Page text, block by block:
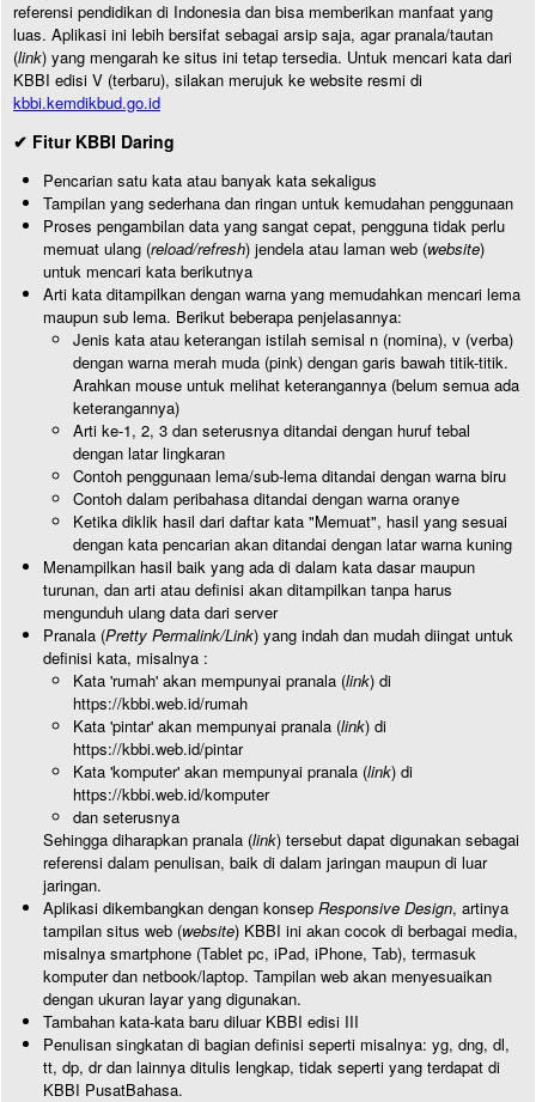
referensi pendidikan di Indonesia dan bisa memberikan manfaat yang
luas. Aplikasi ini lebih bersifat sebagai arsip saja, agar pranala/tautan
(link) yang mengarah ke situs ini tetap tersedia. Untuk mencari kata dari
KBBI edisi V (terbaru), silakan merujuk ke website resmi di
kbbi.kemdikbud.go.id
✔ Fitur KBBI Daring
Pencarian satu kata atau banyak kata sekaligus
Tampilan yang sederhana dan ringan untuk kemudahan penggunaan
Proses pengambilan data yang sangat cepat, pengguna tidak perlu
memuat ulang (reload/refresh) jendela atau laman web (website)
untuk mencari kata berikutnya
Arti kata ditampilkan dengan warna yang memudahkan mencari lema
maupun sub lema. Berikut beberapa penjelasannya:
Jenis kata atau keterangan istilah semisal n (nomina), v (verba)
dengan warna merah muda (pink) dengan garis bawah titik-titik.
Arahkan mouse untuk melihat keterangannya (belum semua ada
keterangannya)
Arti ke-1, 2, 3 dan seterusnya ditandai dengan huruf tebal
dengan latar lingkaran
Contoh penggunaan lema/sub-lema ditandai dengan warna biru
Contoh dalam peribahasa ditandai dengan warna oranye
Ketika diklik hasil dari daftar kata "Memuat", hasil yang sesuai
dengan kata pencarian akan ditandai dengan latar warna kuning
Menampilkan hasil baik yang ada di dalam kata dasar maupun
turunan, dan arti atau definisi akan ditampilkan tanpa harus
mengunduh ulang data dari server
Pranala (Pretty Permalink/Link) yang indah dan mudah diingat untuk
definisi kata, misalnya :
Kata 'rumah' akan mempunyai pranala (link) di
https://kbbi.web.id/rumah
Kata 'pintar' akan mempunyai pranala (link) di
https://kbbi.web.id/pintar
Kata 'komputer' akan mempunyai pranala (link) di
https://kbbi.web.id/komputer
dan seterusnya
Sehingga diharapkan pranala (link) tersebut dapat digunakan sebagai
referensi dalam penulisan, baik di dalam jaringan maupun di luar
jaringan.
Aplikasi dikembangkan dengan konsep Responsive Design, artinya
tampilan situs web (website) KBBI ini akan cocok di berbagai media,
misalnya smartphone (Tablet pc, iPad, iPhone, Tab), termasuk
komputer dan netbook/laptop. Tampilan web akan menyesuaikan
dengan ukuran layar yang digunakan.
Tambahan kata-kata baru diluar KBBI edisi III
Penulisan singkatan di bagian definisi seperti misalnya: yg, dng, dl,
tt, dp, dr dan lainnya ditulis lengkap, tidak seperti yang terdapat di
KBBI PusatBahasa.